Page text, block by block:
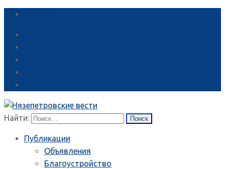
Найти:
Публикации
Объявления
Благоустройство